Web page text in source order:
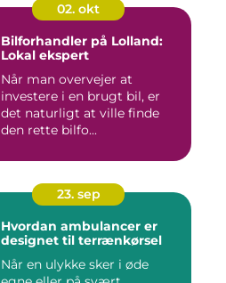
02. okt
Bilforhandler på Lolland:
Lokal ekspert
Når man overvejer at
investere i en brugt bil, er
det naturligt at ville finde
den rette bilfo...
23. sep
Hvordan ambulancer er
designet til terrænkørsel
Når en ulykke sker i øde